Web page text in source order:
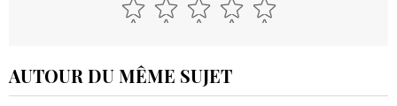
AUTOUR DU MÊME SUJET